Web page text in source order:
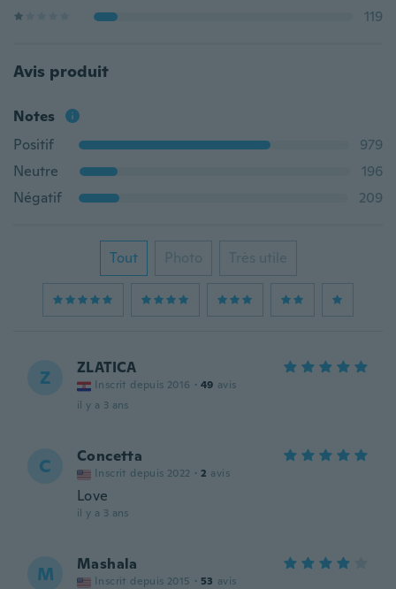
119
Avis produit
Notes
Positif
979
Neutre
196
Négatif
209
Tout Photo Très utile
Z ZLATICA
Inscrit depuis 2016 · 49 avis
il y a 3 ans
C Concetta
Inscrit depuis 2022 · 2 avis
Love
il y a 3 ans
M Mashala
Inscrit depuis 2015 · 53 avis